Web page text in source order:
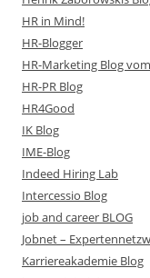
HR in Mind!
HR-Blogger
HR-Marketing Blog
HR-PR Blog
HR4Good
IK Blog
IME-Blog
Indeed Hiring Lab
Intercessio Blog
job and career BLOG
Jobnet –
Karriereakademie Blog